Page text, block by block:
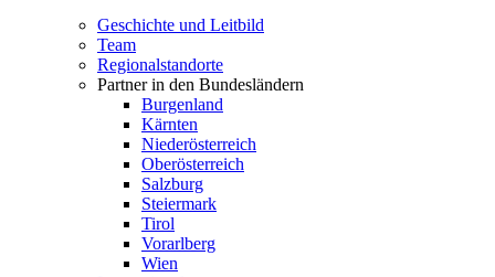
Geschichte und Leitbild
Team
Regionalstandorte
Partner in den Bundesländern
Burgenland
Kärnten
Niederösterreich
Oberösterreich
Salzburg
Steiermark
Tirol
Vorarlberg
Wien